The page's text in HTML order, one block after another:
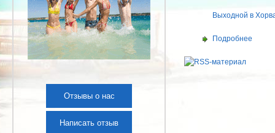
Выходной в
Подробнее
Отзывы о нас
Написать отзыв